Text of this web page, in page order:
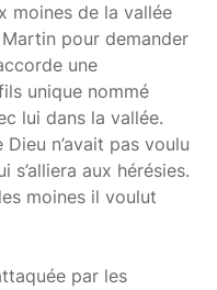
moines de la vallée
pour demander
une
unique nommé
lui dans la vallée.
n’avait pas voulu
s’alliera aux hérésies.
moines il voulut
par les